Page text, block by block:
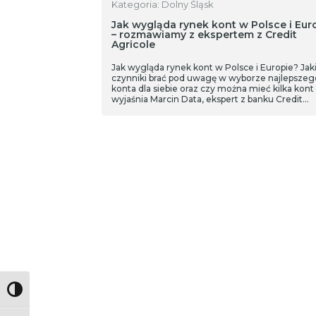
Toggle High Contrast
Kategoria: Dolny Śląsk
Jak wygląda rynek kont w Polsce i
– rozmawiamy z ekspertem z Credit
Agricole
Jak wygląda rynek kont w Polsce i Europie?
czynniki brać pod uwagę w wyborze
konta dla siebie oraz czy można mieć kilka kont
wyjaśnia Marcin Data, ekspert z banku Credit